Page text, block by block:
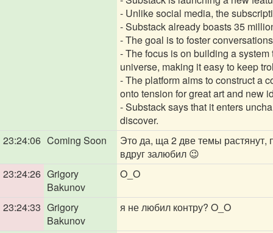
- Unlike social media, the
- Substack already boasts 35
- The goal is to foster
- The focus is on building a
universe, making it easy to keep
- The platform aims to construct a
onto tension for great art and new
- Substack says that it enters
discover.
23:24:06 Coming Soon
Это да, ща 2 две темы растянут,
вдруг залюбил 😉
23:24:26 Grigory
Bakunov
O_O
23:24:33 Grigory
Bakunov
я не любил контру? O_O